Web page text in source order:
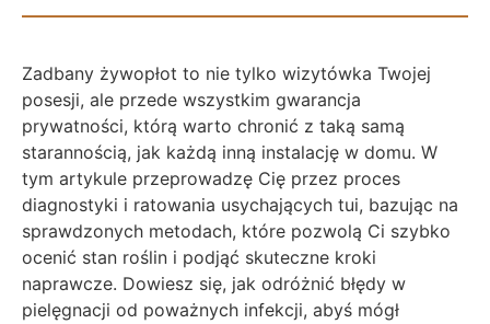
Zadbany żywopłot to nie tylko wizytówka Twojej
posesji, ale przede wszystkim gwarancja
prywatności, którą warto chronić z taką samą
starannością, jak każdą inną instalację w domu. W
tym artykule przeprowadzę Cię przez proces
diagnostyki i ratowania usychających tui, bazując na
sprawdzonych metodach, które pozwolą Ci szybko
ocenić stan roślin i podjąć skuteczne kroki
naprawcze. Dowiesz się, jak odróżnić błędy w
pielęgnacji od poważnych infekcji, abyś mógł